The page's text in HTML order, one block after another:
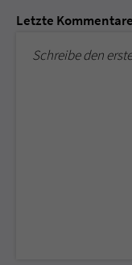
Letzte
Schreibe den